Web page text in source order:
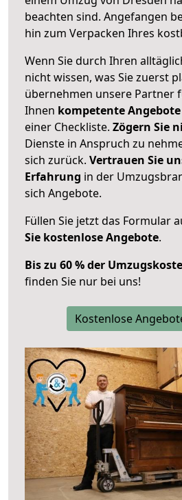
beachten sind. Angefangen
hin zum Verpacken Ihres
Wenn Sie durch Ihren
nicht wissen, was Sie zuerst
übernehmen unsere Partner
Ihnen kompetente Angebote
einer Checkliste. Zögern Sie
Dienste in Anspruch zu
sich zurück. Vertrauen Sie
Erfahrung in der
sich Angebote.
Füllen Sie jetzt das Formular
Sie kostenlose Angebote.
Bis zu 60 % der
finden Sie nur bei uns!
Kostenlose